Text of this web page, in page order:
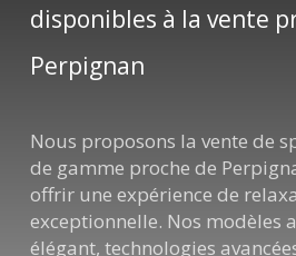
disponibles à la vente
Perpignan
Nous proposons la vente de
de gamme proche de
offrir une expérience de
exceptionnelle. Nos modèles
élégant, technologies